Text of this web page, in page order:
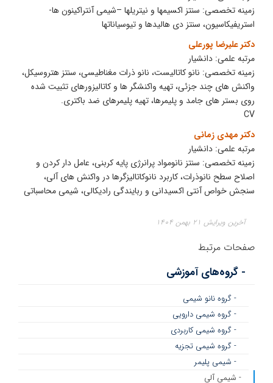
زمینه تخصصی: سنتز اکسیمها و نیتریلها –شیمی آنتراکینون ها-
استریفیکاسیون، سنتز دی هالیدها و تیوسیاناتها
دکتر علیرضا پورعلی
مرتبه علمی: دانشیار
زمینه تخصصی: نانو کاتالیست، نانو ذرات مغناطیسی، سنتز هتروسیکل،
واکنش های چند جزئی، تهیه واکنشگر ها و کاتالیزورهای تثبیت شده
روی بستر های جامد و پلیمرها، تهیه پلیمرهای ضد باکتری.
CV
دکتر مهدی زمانی
مرتبه علمی: دانشیار
زمینه تخصصی: سنتز نانومواد پرانرژی پایه کربنی، عامل دار کردن و
اصلاح سطح نانوذرات، کاربرد نانوکاتالیزگرها در واکنش های آلی،
سنجش خواص آنتی اکسیدانی و ربایندگی رادیکالی، شیمی محاسباتی
آخرین ویرایش ۲۱ بهمن ۱۴۰۴
صفحات مرتبط
- گروه‌های آموزشی
- گروه نانو شیمی
- گروه شیمی دارویی
- گروه شیمی کاربردی
- گروه شیمی تجزیه
- شیمی پلیمر
- شیمی آلی